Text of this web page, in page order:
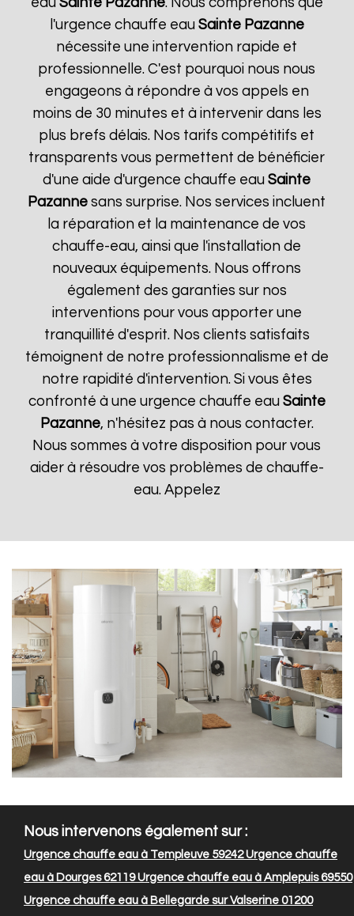
l'urgence chauffe eau Sainte Pazanne
nécessite une intervention rapide et
professionnelle. C'est pourquoi nous nous
engageons à répondre à vos appels en
moins de 30 minutes et à intervenir dans les
plus brefs délais. Nos tarifs compétitifs et
transparents vous permettent de bénéficier
d'une aide d'urgence chauffe eauSainte
Pazanne sans surprise. Nos services incluent
la réparation et la maintenance de vos
chauffe-eau, ainsi que l'installation de
nouveaux équipements. Nous offrons
également des garanties sur nos
interventions pour vous apporter une
tranquillité d'esprit. Nos clients satisfaits
témoignent de notre professionnalisme et de
notre rapidité d'intervention. Si vous êtes
confronté à une urgence chauffe eau Sainte
Pazanne, n'hésitez pas à nous contacter.
Nous sommes à votre disposition pour vous
aider à résoudre vos problèmes de chauffe-
eau. Appelez
Nous intervenons également sur :
Urgence chauffe eau à Templeuve 59242Urgence chauffe
eau à Dourges 62119Urgence chauffe eau à Amplepuis 69550
Urgence chauffe eau à Bellegarde sur Valserine 01200